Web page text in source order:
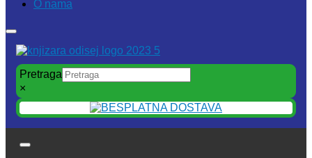
O nama
Pretraga
×